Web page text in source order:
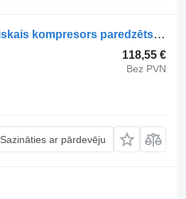
WABCO VDL, WABCO Citea XLE (01.12-) 9125182070 pneimatiskais kompresors paredzēts VDL Jonckheere Transit 2000 (2005-2013) autobusa
118,55 €
Bez PVN
Sazināties ar pārdevēju